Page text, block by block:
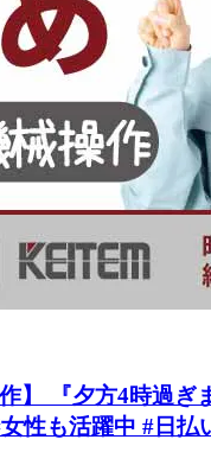
】 『夕方4時過
性も活躍中 #日払